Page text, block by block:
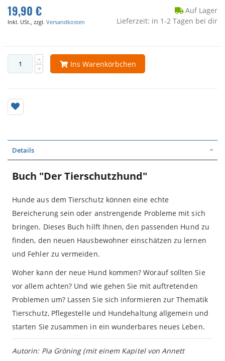
19,90 €
Inkl. USt., zzgl. Versandkosten
Auf Lager
Lieferzeit: in 1-2 Tagen bei dir
Ins Warenkörbchen
Details
Buch "Der Tierschutzhund"
Hunde aus dem Tierschutz können eine echte
Bereicherung sein oder anstrengende Probleme mit sich
bringen. Dieses Buch hilft Ihnen, den passenden Hund zu
finden, den neuen Hausbewohner einschätzen zu lernen
und Fehler zu vermeiden.
Woher kann der neue Hund kommen? Worauf sollten Sie
vor allem achten? Und wie gehen Sie mit auftretenden
Problemen um? Lassen Sie sich informieren zur Thematik
Tierschutz, Pflegestelle und Hundehaltung allgemein und
starten Sie zusammen in ein wunderbares neues Leben.
Autorin: Pia Gröning (mit einem Kapitel von Annett